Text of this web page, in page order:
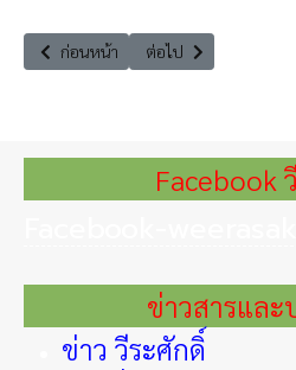
เนื้อหาก่อนหน้า: รายการกฤษณะทัวร์ย
ก่อนหน้า เนื้อหาถัดไป: The
ต่อไป
Facebook
ข่าวสารแล
ข่าว วีระศักดิ์